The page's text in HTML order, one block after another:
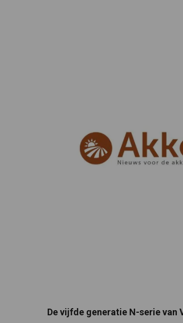
De vijfde generatie N-serie van